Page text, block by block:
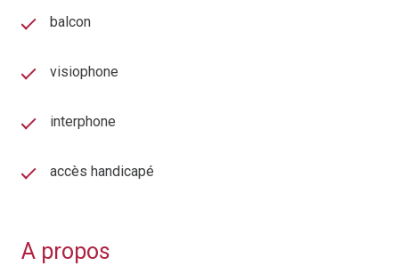
balcon
visiophone
interphone
accès handicapé
A propos